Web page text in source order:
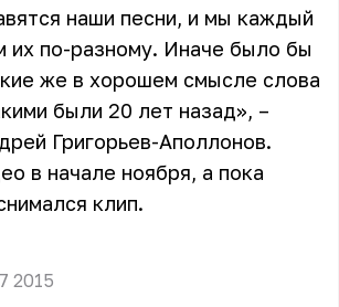
наши песни, и мы каждый
их по-разному. Иначе было бы
же в хорошем смысле слова
были 20 лет назад», –
Григорьев-Аполлонов.
в начале ноября, а пока
клип.
2015